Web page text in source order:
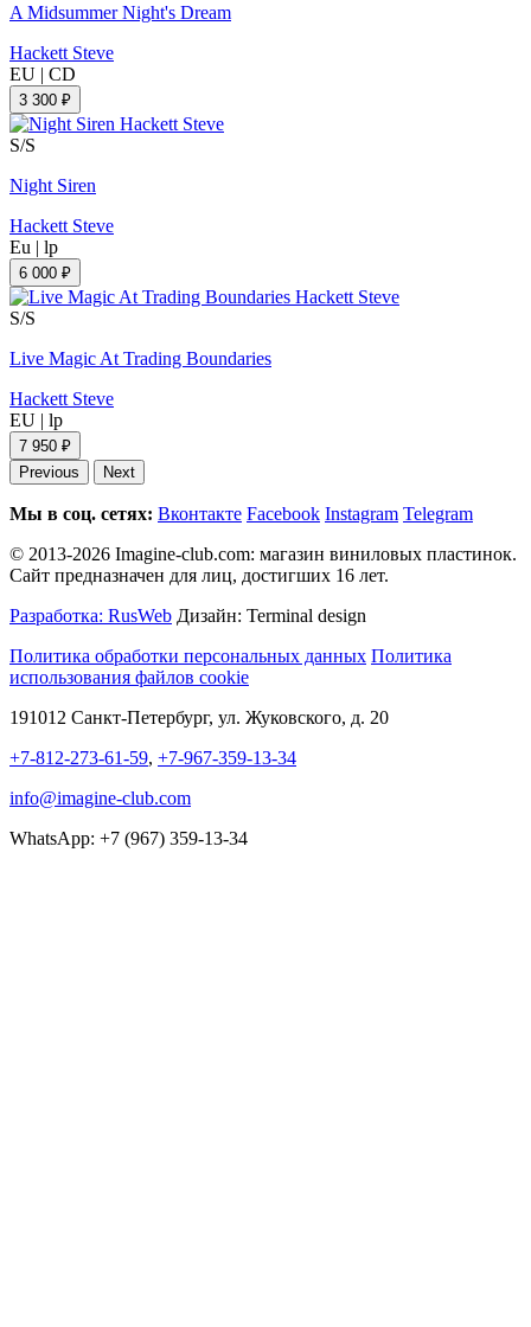
A Midsummer Night's Dream
Hackett Steve
EU | CD
3 300 ₽
S/S
Night Siren
Hackett Steve
Eu | lp
6 000 ₽
S/S
Live Magic At Trading Boundaries
Hackett Steve
EU | lp
7 950 ₽
Previous
Next
Мы в соц. сетях: Вконтакте Facebook Instagram Telegram
© 2013-2026 Imagine-club.com: магазин виниловых пластинок.
Сайт предназначен для лиц, достигших 16 лет.
Разработка: RusWeb Дизайн: Terminal design
Политика обработки персональных данных Политика
использования файлов cookie
191012 Санкт-Петербург, ул. Жуковского, д. 20
+7-812-273-61-59, +7-967-359-13-34
info@imagine-club.com
WhatsApp: +7 (967) 359-13-34